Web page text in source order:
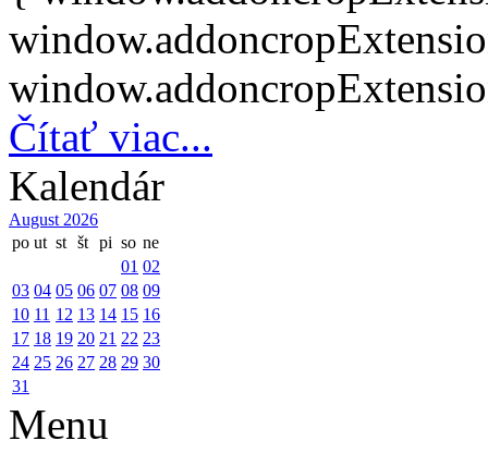
Čítať viac...
Kalendár
August 2026
po ut st št pi so ne
01 02
03 04 05 06 07 08 09
10 11 12 13 14 15 16
17 18 19 20 21 22 23
24 25 26 27 28 29 30
31
Menu